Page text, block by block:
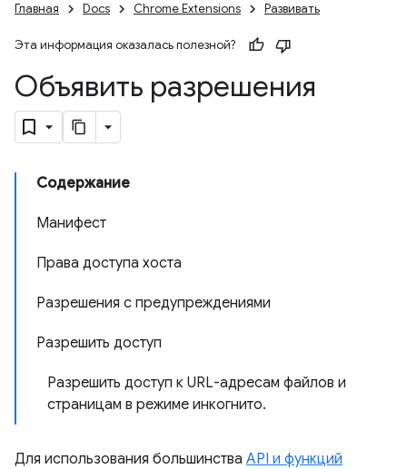
Главная Docs Chrome Extensions Развивать
Эта информация оказалась полезной?
Объявить разрешения
Содержание
Манифест
Права доступа хоста
Разрешения с предупреждениями
Разрешить доступ
Разрешить доступ к URL-адресам файлов и
страницам в режиме инкогнито.
Для использования большинства API и функций